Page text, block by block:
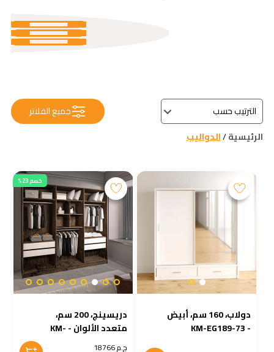
الرئيسية/الدواليب
جميع الفلاتر
دولاب، 160 سم، أبيض
- KM-EG189-73
خصم 23%
دريسينج، 200 سم،
متعدد الألوان - KM-
EG38-227ج.م 18766